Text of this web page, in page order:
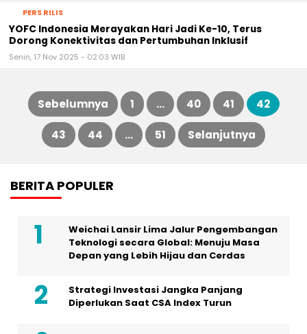
PERS RILIS
YOFC Indonesia Merayakan Hari Jadi Ke-10, Terus
Dorong Konektivitas dan Pertumbuhan Inklusif
Senin, 17 Nov 2025 - 02:03 WIB
Paginasi
Sebelumnya 1 … 40 41 42
43 44 … 51 Selanjutnya
BERITA POPULER
Weichai Lansir Lima Jalur Pengembangan
Teknologi secara Global: Menuju Masa
Depan yang Lebih Hijau dan Cerdas
Strategi Investasi Jangka Panjang
Diperlukan Saat CSA Index Turun